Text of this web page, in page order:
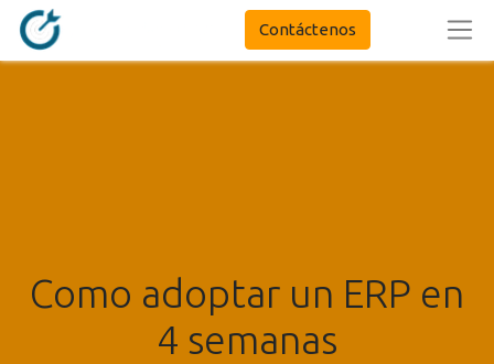
Contáctenos
Como adoptar un ERP en
4 semanas